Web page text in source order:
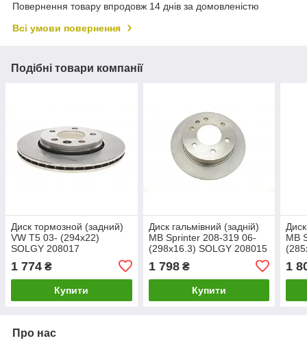
Повернення товару впродовж 14 днів за домовленістю
Всі умови повернення
Подібні товари компанії
Диск тормозной (задний)
VW T5 03- (294x22)
SOLGY 208017
1 774 ₴
Купити
Диск гальмівний (задній)
MB Sprinter 208-319 06-
(298x16.3) SOLGY 208015
1 798₴
Купити
MB
1
Про нас